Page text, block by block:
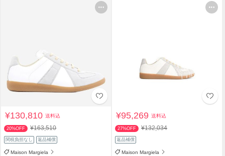
¥130,810送料込
20%OFF ¥163,510
関税負担なし 返品補償
Maison Margiela
¥95,269送料込
27%OFF ¥132,034
返品補償
Maison Margiela